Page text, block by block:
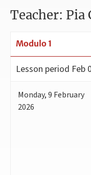
Teacher: Pia
Modulo 1
Lesson period Feb
Monday,9 February
2026